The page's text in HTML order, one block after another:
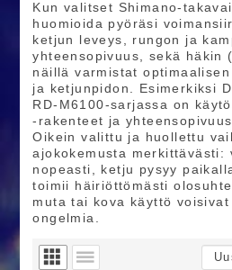
Kun valitset
huomioida pyöräsi
ketjun leveys, rungon ja
yhteensopivuus, sekä häkin
näillä varmistat
ja ketjunpidon. Esimerkiksi
RD‑M6100‑sarjassa on
‑rakenteet ja
Oikein valittu ja huollettu
ajokokemusta merkittävästi:
nopeasti, ketju pysyy
toimii häiriöttömästi
muta tai kova käyttö
ongelmia.